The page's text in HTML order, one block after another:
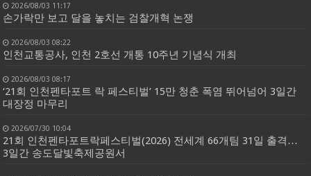
2026/08/03 11:17
손가락만 보고 달을 놓치는 검찰개혁 논쟁
2026/08/03 08:22
인천교통공사, 인천 2호선 개통 10주년 기념식 개최
2026/08/03 08:17
‘21회 인천펜타포트 락 페스티벌’ 15만 청춘 폭염 뛰어넘어 3일간
대장정 마무리
2026/07/30 10:04
21회 인천펜타포트락페스티벌(2026) 전세계 66개팀 31일 출격…
3일간 송도달빛축제공원서